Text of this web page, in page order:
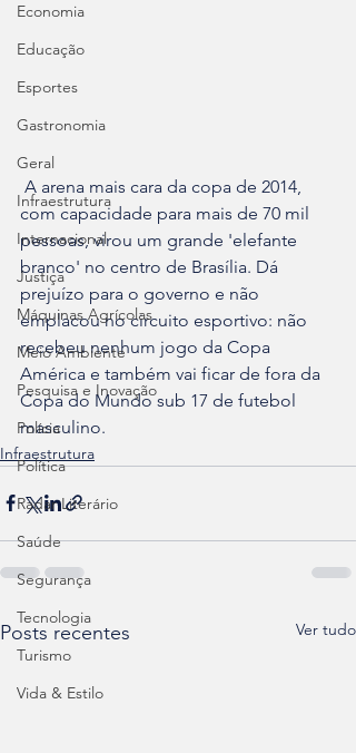
Economia
Educação
Esportes
Gastronomia
Geral
Infraestrutura
Internacional
Justiça
Máquinas Agrícolas
Meio Ambiente
Pesquisa e Inovação
Polícia
Política
Radar Literário
Saúde
Segurança
Tecnologia
Turismo
Vida & Estilo
com capacidade para mais de 70 mil
pessoas, virou um grande 'elefante
branco' no centro de Brasília. Dá
prejuízo para o governo e não
emplacou no circuito esportivo: não
recebeu nenhum jogo da Copa
América e também vai ficar de fora da
Copa do Mundo sub 17 de futebol
masculino.
Infraestrutura
Posts recentes Ver tudo